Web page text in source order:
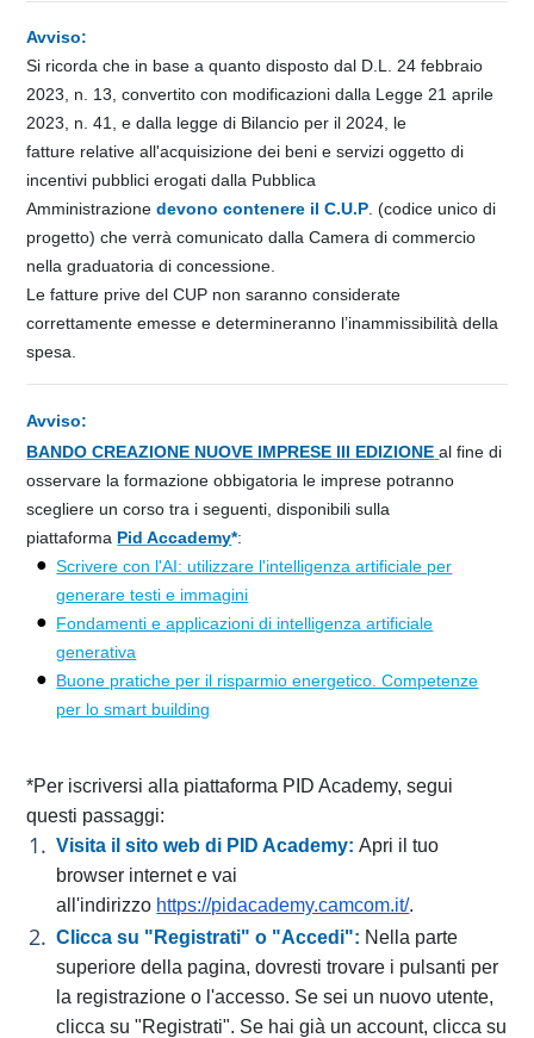
Avviso:
Si ricorda che in base a quanto disposto dal D.L. 24 febbraio
2023, n. 13, convertito con modificazioni dalla Legge 21 aprile
2023, n. 41, e dalla legge di Bilancio per il 2024, le
fatture relative all'acquisizione dei beni e servizi oggetto di
incentivi pubblici erogati dalla Pubblica
Amministrazionedevono contenere il C.U.P . (codice unico di
progetto) che verrà comunicato dalla Camera di commercio
nella graduatoria di concessione.
Le fatture prive del CUP non saranno considerate
correttamente emesse e determineranno l’inammissibilità della
spesa.
Avviso:
BANDO CREAZIONE NUOVE IMPRESE III EDIZIONE al fine di
osservare la formazione obbigatoria le imprese potranno
scegliere un corso tra i seguenti, disponibili sulla
piattaforma Pid Accademy*:
Scrivere con l'AI: utilizzare l'intelligenza artificiale per
generare testi e immagini
Fondamenti e applicazioni di intelligenza artificiale
generativa
Buone pratiche per il risparmio energetico. Competenze
per lo smart building
*Per iscriversi alla piattaforma PID Academy, segui
questi passaggi:
Visita il sito web di PID Academy: Apri il tuo
browser internet e vai
all'indirizzo https://pidacademy.camcom.it/.
Clicca su "Registrati" o "Accedi": Nella parte
superiore della pagina, dovresti trovare i pulsanti per
la registrazione o l'accesso. Se sei un nuovo utente,
clicca su "Registrati". Se hai già un account, clicca su